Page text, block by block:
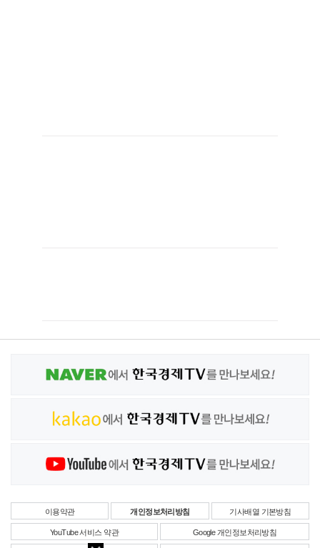
이용약관 개인정보처리방침 기사배열 기본방침
YouTube 서비스 약관 Google 개인정보처리방침